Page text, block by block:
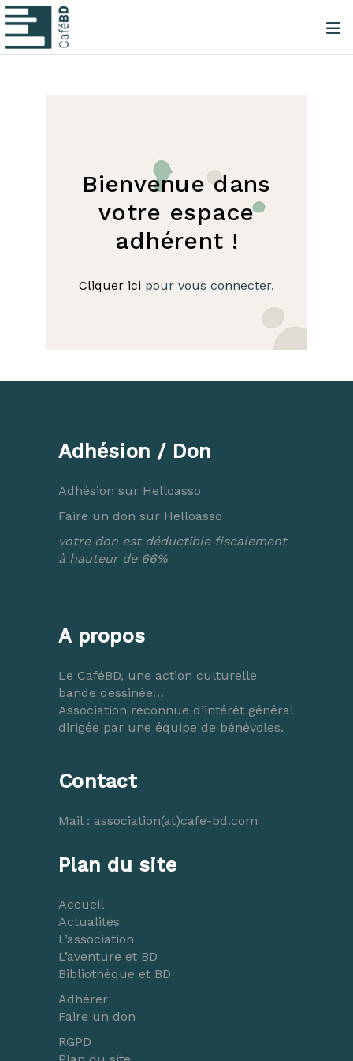
Bienvenue dans
votre espace
adhérent !
Cliquer ici pour vous connecter.
Adhésion / Don
Adhésion sur Helloasso
Faire un don sur Helloasso
votre don est déductible fiscalement
à hauteur de 66%
A propos
Le CaféBD, une action culturelle
bande dessinée…
Association reconnue d’intérêt général
dirigée par une équipe de bénévoles.
Contact
Mail : association(at)cafe-bd.com
Plan du site
Accueil
Actualités
L’association
L’aventure et BD
Bibliothèque et BD
Adhérer
Faire un don
RGPD